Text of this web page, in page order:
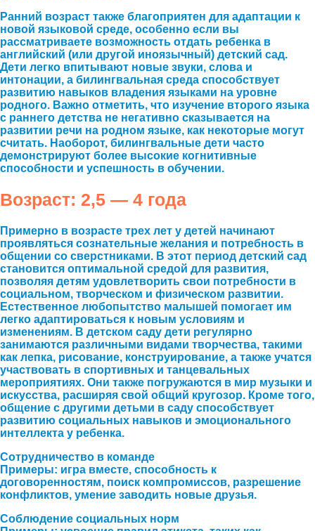
Ранний возраст также благоприятен для адаптации к
новой языковой среде, особенно если вы
рассматриваете возможность отдать ребенка в
английский (или другой иноязычный) детский сад.
Дети легко впитывают новые звуки, слова и
интонации, а билингвальная среда способствует
развитию навыков владения языками на уровне
родного. Важно отметить, что изучение второго языка
с раннего детства не негативно сказывается на
развитии речи на родном языке, как некоторые могут
считать. Наоборот, билингвальные дети часто
демонстрируют более высокие когнитивные
способности и успешность в обучении.
Возраст: 2,5 — 4 года
Примерно в возрасте трех лет у детей начинают
проявляться сознательные желания и потребность в
общении со сверстниками. В этот период детский сад
становится оптимальной средой для развития,
позволяя детям удовлетворить свои потребности в
социальном, творческом и физическом развитии.
Естественное любопытство малышей помогает им
легко адаптироваться к новым условиям и
изменениям. В детском саду дети регулярно
занимаются различными видами творчества, такими
как лепка, рисование, конструирование, а также учатся
участвовать в спортивных и танцевальных
мероприятиях. Они также погружаются в мир музыки и
искусства, расширяя свой общий кругозор. Кроме того,
общение с другими детьми в саду способствует
развитию социальных навыков и эмоционального
интеллекта у ребенка.
Сотрудничество в команде
Примеры: игра вместе, способность к
договоренностям, поиск компромиссов, разрешение
конфликтов, умение заводить новые друзья.
Соблюдение социальных норм